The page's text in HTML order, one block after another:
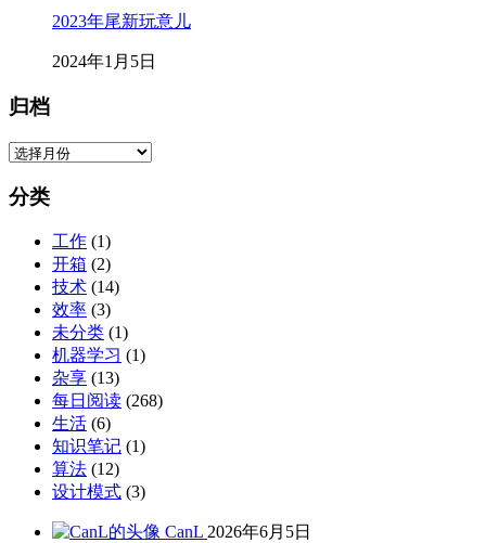
2023年尾新玩意儿
2024年1月5日
归档
归
分类
工作 (1)
开箱 (2)
技术 (14)
效率 (3)
未分类 (1)
机器学习 (1)
杂享 (13)
每日阅读 (268)
生活 (6)
知识笔记 (1)
算法 (12)
设计模式 (3)
CanL 2026年6月5日